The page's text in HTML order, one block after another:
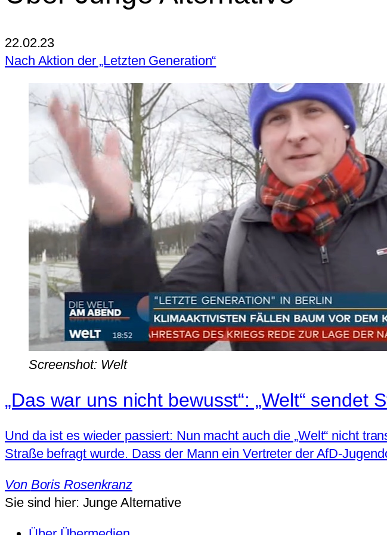
22.02.23
Nach Aktion der „Letzten Generation“
Screenshot: Welt
„Das war uns nicht bewusst“: „Welt“
Und da ist es wieder passiert: Nun macht auch die „Welt“ nicht
Straße befragt wurde. Dass der Mann ein Vertreter der AfD-
Von Boris Rosenkranz
Sie sind hier: Junge Alternative